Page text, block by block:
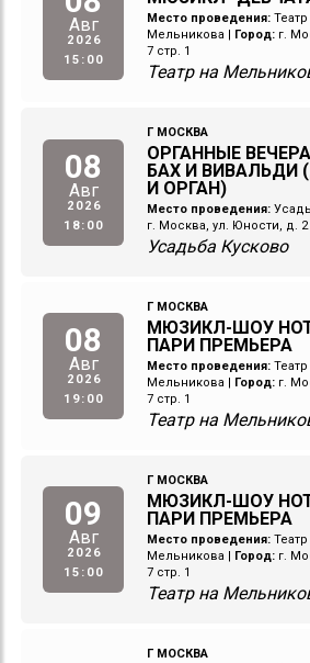
Авг
2026
15:00
Место проведения: Театр
Мельникова
Город: г.
7 стр. 1
Театр на
08
Авг
2026
18:00
Г МОСКВА
ОРГАННЫЕ
БАХ И ВИВАЛЬДИ
И ОРГАН)
Место проведения:
г. Москва, ул. Юности, д. 2
Усадьба Кусково
08
Авг
2026
19:00
Г МОСКВА
МЮЗИКЛ-ШОУ
ПАРИ ПРЕМЬЕРА
Место проведения: Театр
Мельникова
Город: г.
7 стр. 1
Театр на
09
Авг
2026
15:00
Г МОСКВА
МЮЗИКЛ-ШОУ
ПАРИ ПРЕМЬЕРА
Место проведения: Театр
Мельникова
Город: г.
7 стр. 1
Театр на
Г МОСКВА